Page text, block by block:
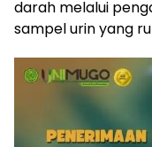
darah melalui
sampel urin yang